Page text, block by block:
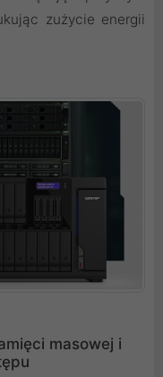
zużycie energii
masowej i